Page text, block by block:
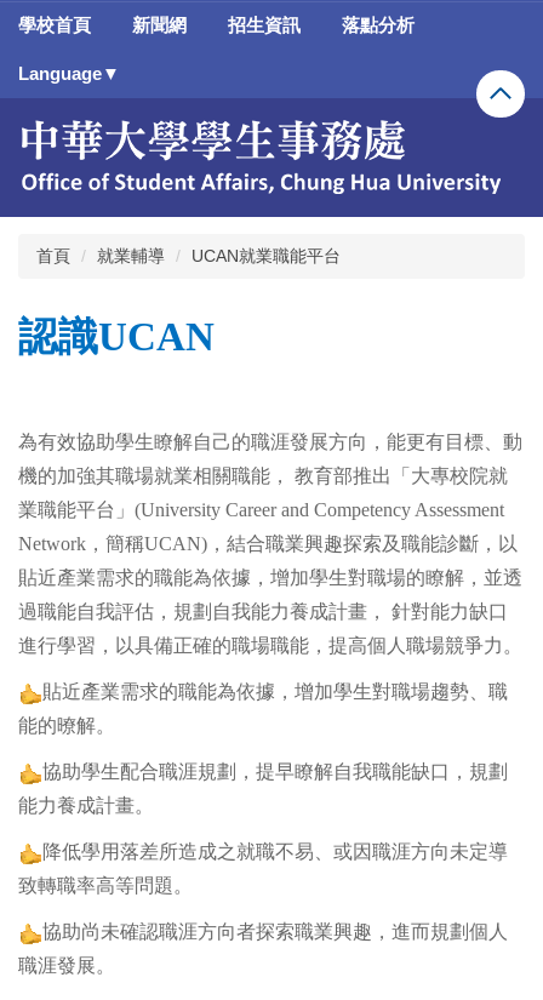
跳
主
容
區
學校首頁 新聞網 招生資訊 落點分析
Language▼
首頁 就業輔導 UCAN就業職能平台
認識UCAN
為有效協助學生瞭解自己的職涯發展方向，能更有目標、動
機的加強其職場就業相關職能， 教育部推出「大專校院就
業職能平台」(University Career and Competency Assessment
Network，簡稱UCAN)，結合職業興趣探索及職能診斷，以
貼近產業需求的職能為依據，增加學生對職場的瞭解，並透
過職能自我評估，規劃自我能力養成計畫， 針對能力缺口
進行學習，以具備正確的職場職能，提高個人職場競爭力。
貼近產業需求的職能為依據，增加學生對職場趨勢、職
能的暸解。
協助學生配合職涯規劃，提早瞭解自我職能缺口，規劃
能力養成計畫。
降低學用落差所造成之就職不易、或因職涯方向未定導
致轉職率高等問題。
協助尚未確認職涯方向者探索職業興趣，進而規劃個人
職涯發展。